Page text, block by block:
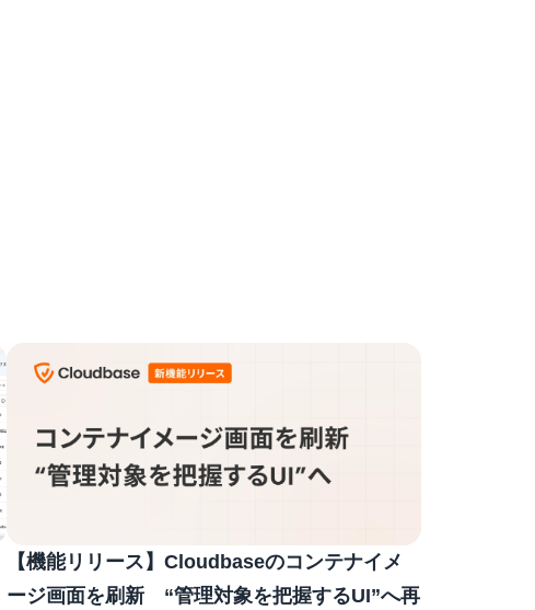
【機能リリース】Cloudbaseのコンテナイメ
ージ画面を刷新 “管理対象を把握するUI”へ再